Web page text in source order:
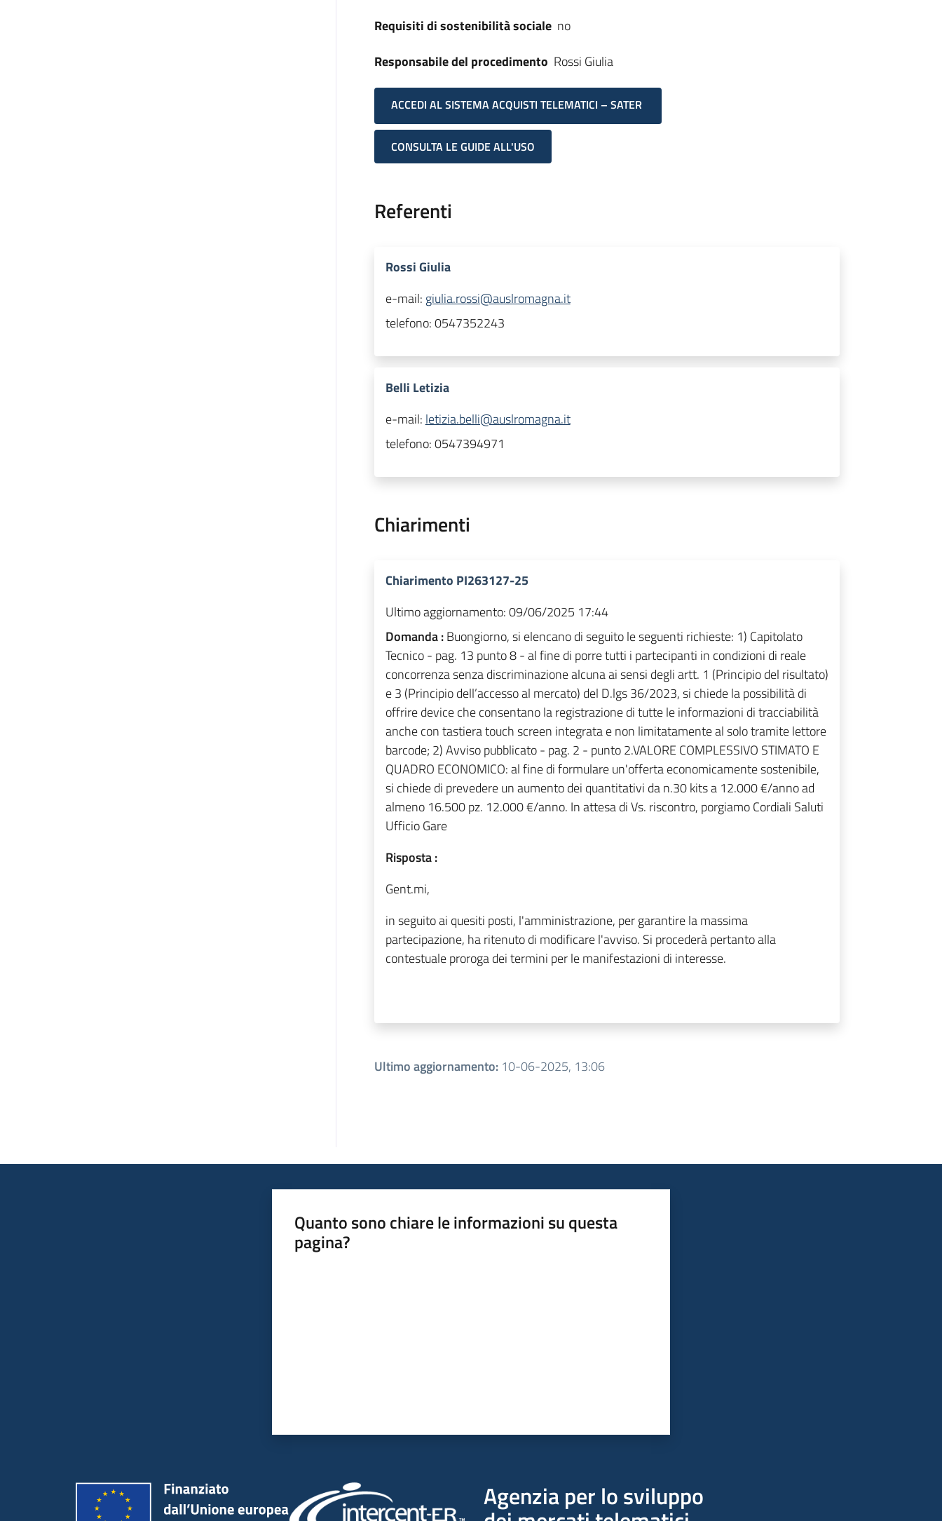
Requisiti di sostenibilità sociale no
Responsabile del procedimento Rossi Giulia
ACCEDI AL SISTEMA ACQUISTI TELEMATICI – SATER
CONSULTA LE GUIDE ALL'USO
Referenti
Rossi Giulia
e-mail: giulia.rossi@auslromagna.it
telefono:0547352243
Belli Letizia
e-mail: letizia.belli@auslromagna.it
telefono:0547394971
Chiarimenti
Chiarimento PI263127-25
Ultimo aggiornamento:09/06/2025 17:44
Domanda :Buongiorno, si elencano di seguito le seguenti richieste: 1) Capitolato
Tecnico - pag. 13 punto 8 - al fine di porre tutti i partecipanti in condizioni di reale
concorrenza senza discriminazione alcuna ai sensi degli artt. 1 (Principio del risultato)
e 3 (Principio dell’accesso al mercato) del D.lgs 36/2023, si chiede la possibilità di
offrire device che consentano la registrazione di tutte le informazioni di tracciabilità
anche con tastiera touch screen integrata e non limitatamente al solo tramite lettore
barcode; 2) Avviso pubblicato - pag. 2 - punto 2.VALORE COMPLESSIVO STIMATO E
QUADRO ECONOMICO: al fine di formulare un'offerta economicamente sostenibile,
si chiede di prevedere un aumento dei quantitativi da n.30 kits a 12.000 €/anno ad
almeno 16.500 pz. 12.000 €/anno. In attesa di Vs. riscontro, porgiamo Cordiali Saluti
Ufficio Gare
Risposta :
Gent.mi,
in seguito ai quesiti posti, l'amministrazione, per garantire la massima
partecipazione, ha ritenuto di modificare l'avviso. Si procederà pertanto alla
contestuale proroga dei termini per le manifestazioni di interesse.
Ultimo aggiornamento: 10-06-2025, 13:06
Quanto sono chiare le informazioni su questa
pagina?
Agenzia per lo sviluppo